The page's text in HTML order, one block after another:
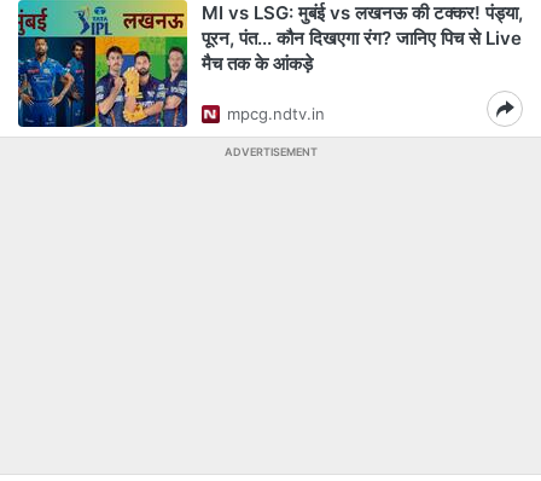
MI vs LSG: मुबंई vs लखनऊ की टक्कर! पंड्या,
पूरन, पंत... कौन दिखएगा रंग? जानिए पिच से Live
मैच तक के आंकड़े
mpcg.ndtv.in
ADVERTISEMENT